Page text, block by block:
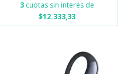
3 cuotas sin interés de
$12.333,33